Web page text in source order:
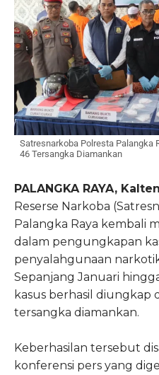
Satresnarkoba Polresta Palangka
46 Tersangka Diamankan
PALANGKA RAYA,
Reserse Narkoba
Palangka Raya kembali
dalam pengungkapan
penyalahgunaan
Sepanjang Januari
kasus berhasil diungkap
tersangka diamankan.
Keberhasilan tersebut
konferensi pers yang